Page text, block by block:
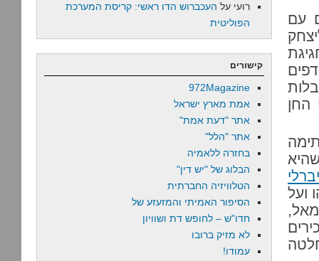
עם
החן
ועל
רועי על העכברוש הדו ראשי: קריסת המערכת
הפוליטית
קישורים
972Magazine
אמת מארץ ישראל
אתר "דעת אמת"
אתר "הלל"
בחזרה ללאמיה
הבלוג של "יש דין"
הטלוויזיה החברתית
הסיפור האמיתי והמזעזע של
חדו"ש – לחופש דת ושוויון
לא מזיק ברובו
עמודו!